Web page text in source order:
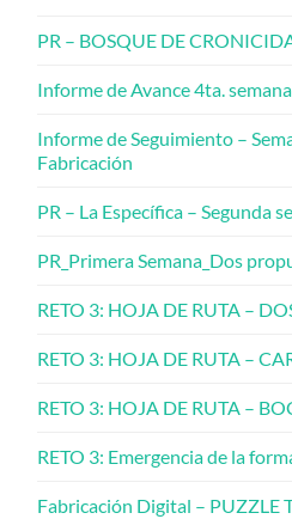
PR – BOSQUE DE
Informe de Avance 4ta.
Informe de Seguimiento –
Fabricación
PR – La Específica – Segunda
PR_Primera Semana_Dos
RETO 3: HOJA DE RUTA –
RETO 3: HOJA DE RUTA –
RETO 3: HOJA DE RUTA –
RETO 3: Emergencia de la
Fabricación Digital – PUZZLE